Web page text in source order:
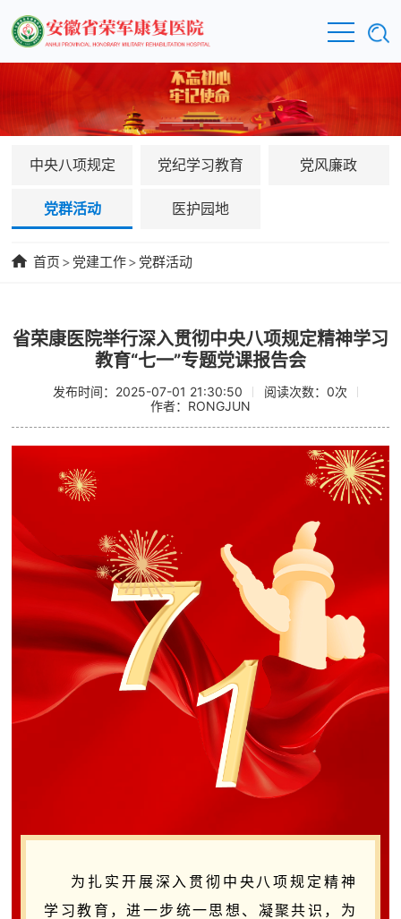
中央八项规定 党纪学习教育 党风廉政
党群活动 医护园地
首页 > 党建工作> 党群活动
省荣康医院举行深入贯彻中央八项规定精神学习
教育“七一”专题党课报告会
发布时间：2025-07-01 21:30:50 阅读次数：0次
作者：RONGJUN
为 扎实开展深入贯彻中央八项规定精神
学习教育，进一步统一思想、凝聚共识，为